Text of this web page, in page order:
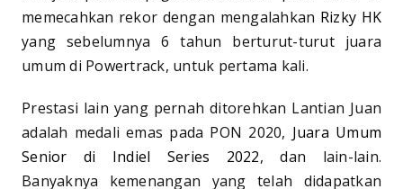
memecahkan rekor dengan mengalahkan Rizky HK
yang sebelumnya 6 tahun berturut-turut juara
umum di Powertrack, untuk pertama kali.
Prestasi lain yang pernah ditorehkan Lantian Juan
adalah medali emas pada PON 2020, Juara Umum
Senior di Indiel Series 2022, dan lain-lain.
Banyaknya kemenangan yang telah didapatkan